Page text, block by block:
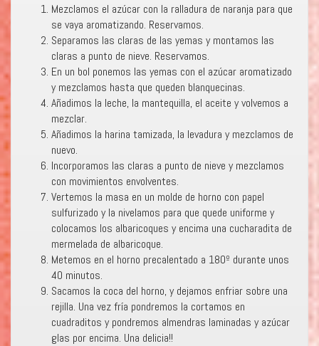
Mezclamos el azúcar con la ralladura de naranja para que
se vaya aromatizando. Reservamos.
Separamos las claras de las yemas y montamos las
claras a punto de nieve. Reservamos.
En un bol ponemos las yemas con el azúcar aromatizado
y mezclamos hasta que queden blanquecinas.
Añadimos la leche, la mantequilla, el aceite y volvemos a
mezclar.
Añadimos la harina tamizada, la levadura y mezclamos de
nuevo.
Incorporamos las claras a punto de nieve y mezclamos
con movimientos envolventes.
Vertemos la masa en un molde de horno con papel
sulfurizado y la nivelamos para que quede uniforme y
colocamos los albaricoques y encima una cucharadita de
mermelada de albaricoque.
Metemos en el horno precalentado a 180º durante unos
40 minutos.
Sacamos la coca del horno, y dejamos enfriar sobre una
rejilla. Una vez fría pondremos la cortamos en
cuadraditos y pondremos almendras laminadas y azúcar
glas por encima. Una delicia!!